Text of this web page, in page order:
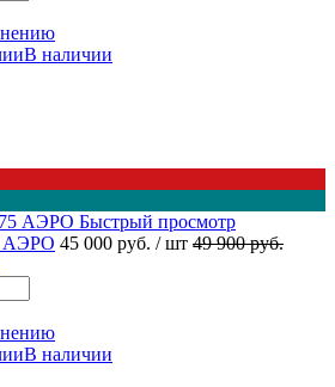
В наличии
Быстрый просмотр
АЭРО 45 000 руб. / шт 49 900 руб.
В наличии